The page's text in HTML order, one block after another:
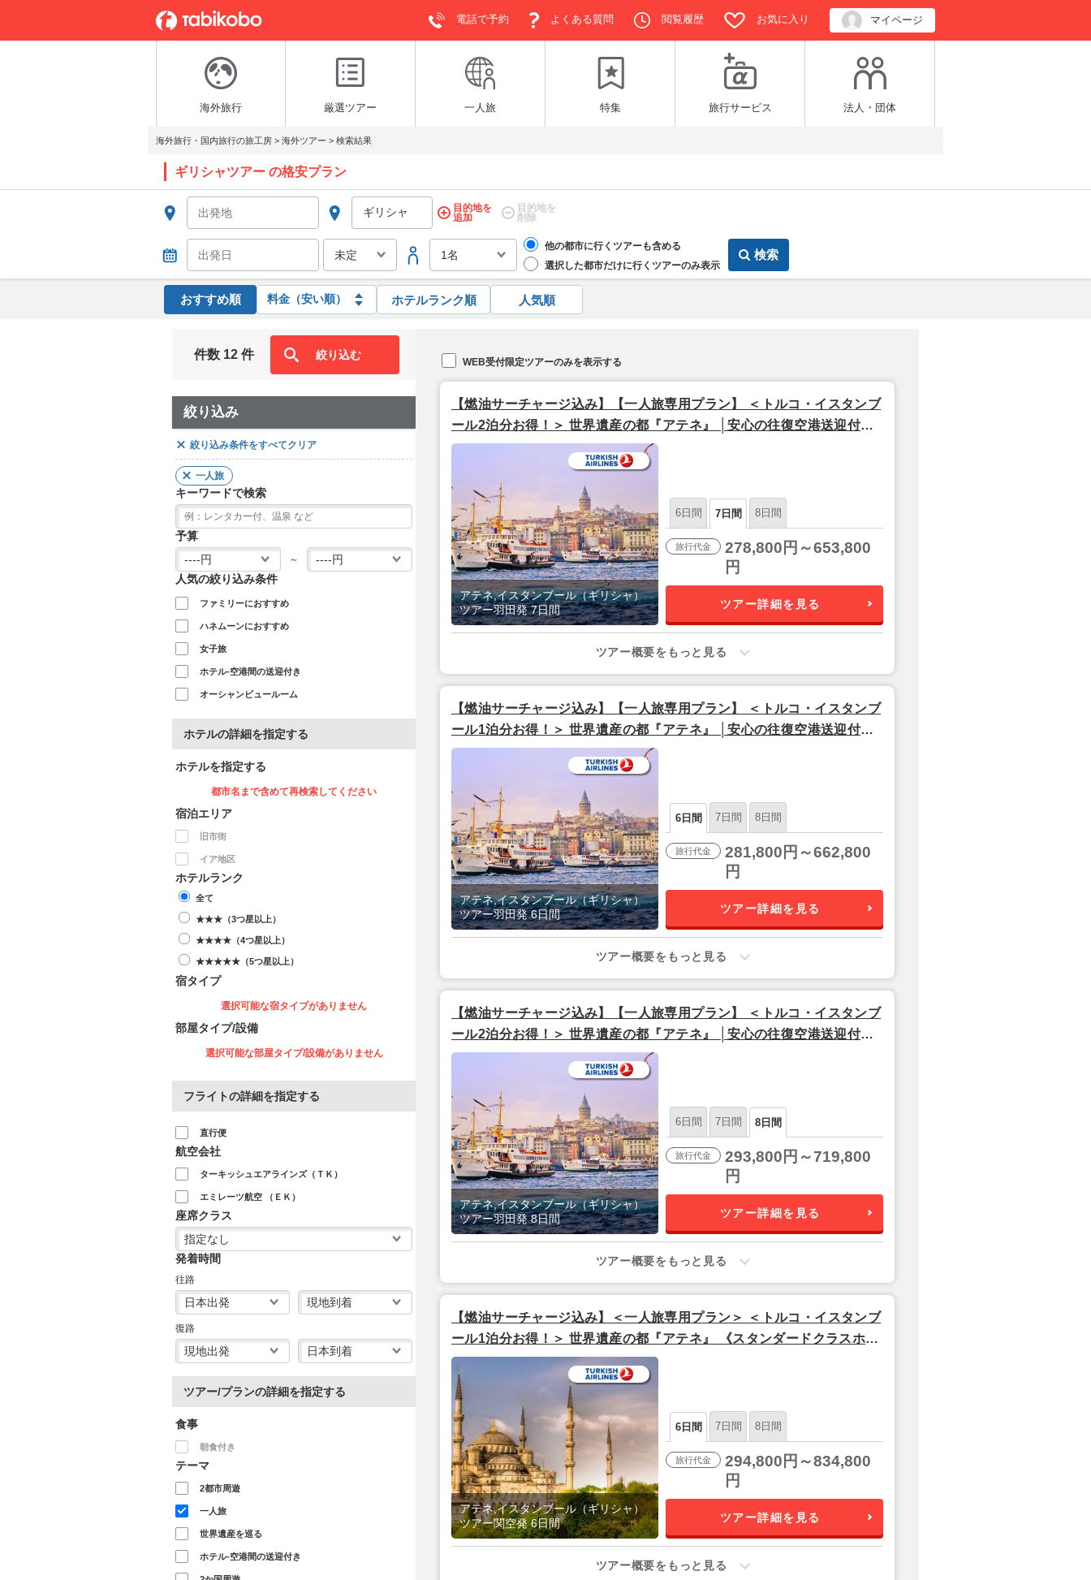
電話で予約 よくある質問 閲覧履歴 お気に入り マイページ
海外旅行 厳選ツアー 一人旅 特集 旅行サービス 法人・団体
海外旅行・国内旅行の旅工房 > 海外ツアー > 検索結果
ギリシャツアー の格安プラン
目的地を
追加
目的地を
削除
他の都市に行くツアーも含める
選択した都市だけに行くツアーのみ表示
検索
おすすめ順 ホテルランク順 人気順
絞り込み
絞り込み条件をすべてクリア
一人旅
キーワードで検索
予算
～
人気の絞り込み条件
ファミリーにおすすめ
ハネムーンにおすすめ
女子旅
ホテル-空港間の送迎付き
オーシャンビュールーム
ホテルの詳細を指定する
ホテルを指定する
都市名まで含めて再検索してください
宿泊エリア
旧市街
イア地区
ホテルランク
全て
★★★（3つ星以上）
★★★★（4つ星以上）
★★★★★（5つ星以上）
宿タイプ
選択可能な宿タイプがありません
部屋タイプ/設備
選択可能な部屋タイプ/設備がありません
フライトの詳細を指定する
直行便
航空会社
ターキッシュエアラインズ（ＴＫ）
エミレーツ航空 （ＥＫ）
座席クラス
発着時間
往路
復路
ツアー/プランの詳細を指定する
食事
朝食付き
テーマ
2都市周遊
一人旅
世界遺産を巡る
ホテル-空港間の送迎付き
件数 12 件 絞り込む
WEB受付限定ツアーのみを表示する
【燃油サーチャージ込み】【一人旅専用プラン】 ＜トルコ・イスタンブ
ール2泊分お得！＞ 世界遺産の都『アテネ』 │安心の往復空港送迎付き
フリープラン│ 7日間 【羽田夜発/ターキッシュエアラインズ利用】
アテネ,イスタンブール（ギリシャ）
ツアー羽田発 7日間
6日間 7日間 8日間
旅行代金
278,800円～653,800
円
ツアー詳細を見る
ツアー概要をもっと見る
【燃油サーチャージ込み】【一人旅専用プラン】 ＜トルコ・イスタンブ
ール1泊分お得！＞ 世界遺産の都『アテネ』 │安心の往復空港送迎付き
フリープラン│ 6日間 【羽田夜発/ターキッシュエアラインズ利用】
アテネ,イスタンブール（ギリシャ）
ツアー羽田発 6日間
6日間 7日間 8日間
旅行代金
281,800円～662,800
円
ツアー詳細を見る
ツアー概要をもっと見る
【燃油サーチャージ込み】【一人旅専用プラン】 ＜トルコ・イスタンブ
ール2泊分お得！＞ 世界遺産の都『アテネ』 │安心の往復空港送迎付き
フリープラン│ 8日間 【羽田夜発/ターキッシュエアラインズ利用】
アテネ,イスタンブール（ギリシャ）
ツアー羽田発 8日間
6日間 7日間 8日間
旅行代金
293,800円～719,800
円
ツアー詳細を見る
ツアー概要をもっと見る
【燃油サーチャージ込み】＜一人旅専用プラン＞ ＜トルコ・イスタンブ
ール1泊分お得！＞ 世界遺産の都『アテネ』 《スタンダードクラスホテ
ル宿泊》 6日間 【関空発/ターキッシュエアラインズ利用】
アテネ,イスタンブール（ギリシャ）
ツアー関空発 6日間
6日間 7日間 8日間
旅行代金
294,800円～834,800
円
ツアー詳細を見る
ツアー概要をもっと見る